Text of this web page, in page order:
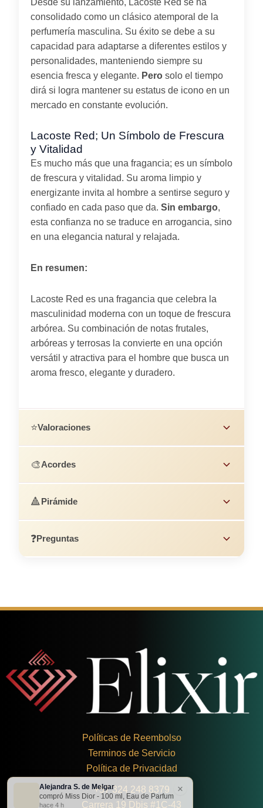
consolidado como un clásico atemporal de la
perfumería masculina. Su éxito se debe a su
capacidad para adaptarse a diferentes estilos y
personalidades, manteniendo siempre su
esencia fresca y elegante. Pero solo el tiempo
dirá si logra mantener su estatus de icono en un
mercado en constante evolución.
Lacoste Red; Un Símbolo de Frescura
y Vitalidad
Es mucho más que una fragancia; es un símbolo
de frescura y vitalidad. Su aroma limpio y
energizante invita al hombre a sentirse seguro y
confiado en cada paso que da. Sin embargo,
esta confianza no se traduce en arrogancia, sino
en una elegancia natural y relajada.
En resumen:
Lacoste Red es una fragancia que celebra la
masculinidad moderna con un toque de frescura
arbórea. Su combinación de notas frutales,
arbóreas y terrosas la convierte en una opción
versátil y atractiva para el hombre que busca un
aroma fresco, elegante y duradero.
⭐Valoraciones
🎨Acordes
🔺Pirámide
❓Preguntas
Políticas de Reembolso
Terminos de Servicio
Política de Privacidad
+57 324 248 8379
Carrera 19 Dbis #1C-43
Alejandra S. de Melgar
compró Miss Dior - 100 ml, Eau de Parfum
hace 4 h
×